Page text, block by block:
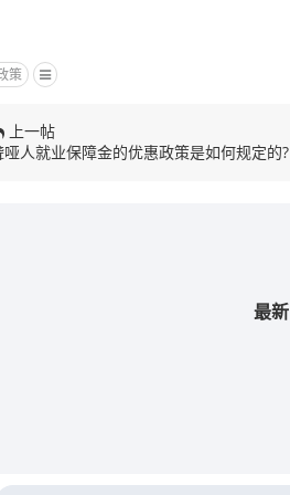
策
上一帖
哑人就业保障金的优惠政策是如何规定的?
最新